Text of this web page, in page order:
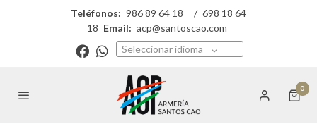
Teléfonos: 986 89 64 18 / 698 18 64
18 Email: acp@santoscao.com
Seleccionar idioma
0